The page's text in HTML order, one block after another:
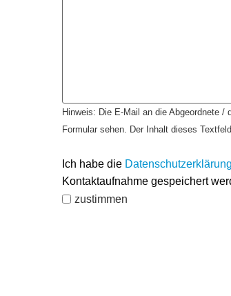
Hinweis: Die E-Mail an die Abgeordnete
Formular sehen. Der Inhalt dieses
Ich habe die Datenschutzerklärung
Kontaktaufnahme gespeichert
zustimmen